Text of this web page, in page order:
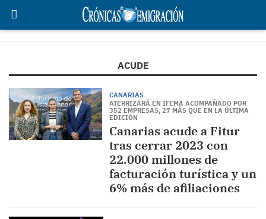
ACUDE
CANARIAS
ATERRIZARÁ EN IFEMA ACOMPAÑADO POR
352 EMPRESAS, 27 MÁS QUE EN LA ÚLTIMA
EDICIÓN
Canarias acude a Fitur
tras cerrar 2023 con
22.000 millones de
facturación turística y un
6% más de afiliaciones